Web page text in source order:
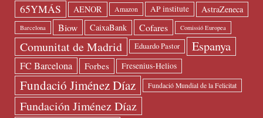
65YMÁS AENOR Amazon AP institute AstraZeneca
Barcelona Biow CaixaBank Cofares Comissió Europea
Comunitat de Madrid Eduardo Pastor Espanya
FC Barcelona Forbes Fresenius-Helios
Fundació Jiménez Díaz Fundació Mundial de la Felicitat
Fundación Jiménez Díaz